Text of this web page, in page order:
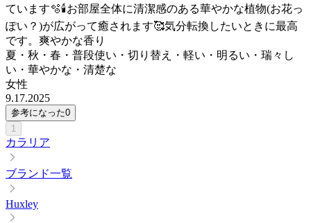
ています🫧🕯️お部屋全体に清潔感のある華やかな植物(お花っ
ぽい？)が広がって癒されます🥰気分転換したいときに最高
です。爽やかな香り
夏・秋・春・普段使い・切り替え・軽い・明るい・瑞々し
い・華やかな・清楚な
女性
9.17.2025
参考になった0
1
カラリア
ブランド一覧
Huxley